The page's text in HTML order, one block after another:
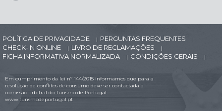
POLÍTICA DE PRIVACIDADE | PERGUNTAS FREQUENTES |
CHECK-IN ONLINE | LIVRO DE RECLAMAÇÕES |
FICHA INFORMATIVA NORMALIZADA | CONDIÇÕES GERAIS |
Em cumprimento da lei nº 144/2015 informamos que para a
resolução de conflitos de consumo deve ser contactada a
comissão arbitral do Turismo de Portugal
www.turismodeportugal.pt